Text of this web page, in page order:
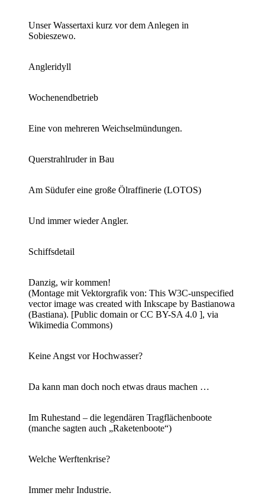
Unser Wassertaxi kurz vor dem Anlegen in
Sobieszewo.
Angleridyll
Wochenendbetrieb
Eine von mehreren Weichselmündungen.
Querstrahlruder in Bau
Am Südufer eine große Ölraffinerie (LOTOS)
Und immer wieder Angler.
Schiffsdetail
Danzig, wir kommen!
(Montage mit Vektorgrafik von: This W3C-unspecified
vector image was created with Inkscape by Bastianowa
(Bastiana). [Public domain or CC BY-SA 4.0 ], via
Wikimedia Commons)
Keine Angst vor Hochwasser?
Da kann man doch noch etwas draus machen …
Im Ruhestand – die legendären Tragflächenboote
(manche sagten auch „Raketenboote“)
Welche Werftenkrise?
Immer mehr Industrie.